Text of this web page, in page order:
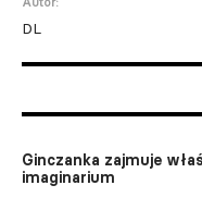
DL
Ginczanka zajmuje
imaginarium